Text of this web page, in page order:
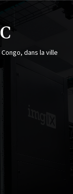
dans la ville